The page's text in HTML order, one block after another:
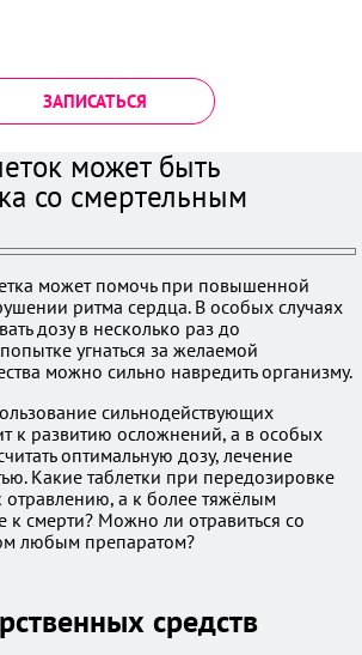
ЗАПИСАТЬСЯ
может быть
со смертельным
может помочь при повышенной
ритма сердца. В особых случаях
дозу в несколько раз до
угнаться за желаемой
можно сильно навредить организму.
сильнодействующих
к развитию осложнений, а в особых
оптимальную дозу, лечение
Какие таблетки при передозировке
отравлению, а к более тяжёлым
к смерти? Можно ли отравиться со
любым препаратом?
средств